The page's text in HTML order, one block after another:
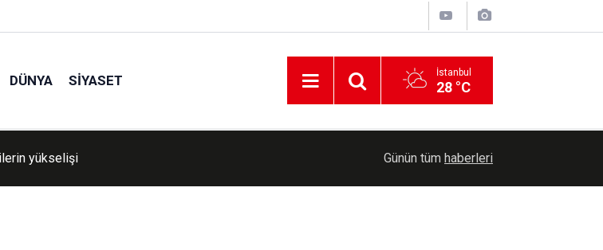
DÜNYA SIYASET İstanbul
28 °C
Vali Hatipoğlu Tefecilik operasyonunda 6
Günün tüm haberleri